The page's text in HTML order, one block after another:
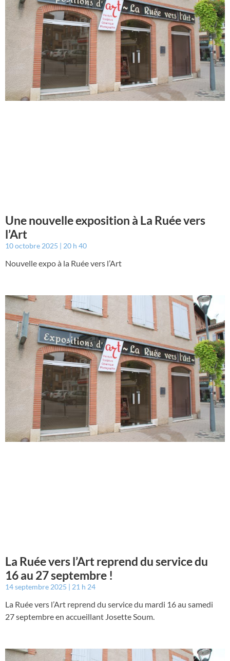
Une nouvelle exposition à La Ruée vers
l’Art
10 octobre 2025 20 h 40
Nouvelle expo à la Ruée vers l’Art
La Ruée vers l’Art reprend du service du
16 au 27 septembre !
14 septembre 2025 21 h 24
La Ruée vers l’Art reprend du service du mardi 16 au samedi
27 septembre en accueillant Josette Soum.